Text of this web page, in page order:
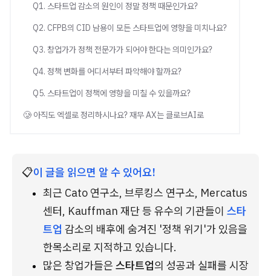
Q1. 스타트업 감소의 원인이 정말 정책 때문인가요?
Q2. CFPB의 CID 남용이 모든 스타트업에 영향을 미치나요?
Q3. 창업가가 정책 전문가가 되어야 한다는 의미인가요?
Q4. 정책 변화를 어디서부터 파악해야 할까요?
Q5. 스타트업이 정책에 영향을 미칠 수 있을까요?
🥲 아직도 엑셀로 정리하시나요? 재무 AX는 클로브AI로
📋이 글을 읽으면 알 수 있어요!
최근 Cato 연구소, 브루킹스 연구소, Mercatus
센터, Kauffman 재단 등 유수의 기관들이 스타
트업 감소의 배후에 숨겨진 '정책 위기'가 있음을
한목소리로 지적하고 있습니다.
많은 창업가들은 스타트업의 성공과 실패를 시장